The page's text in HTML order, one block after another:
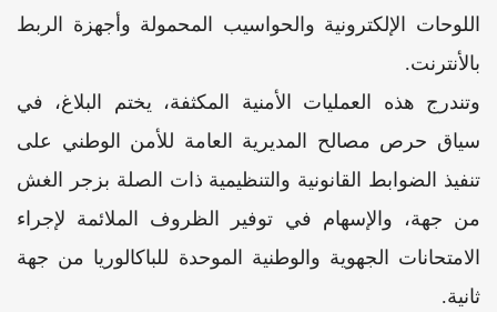
اللوحات الإلكترونية والحواسيب المحمولة وأجهزة الربط
بالأنترنت.
وتندرج هذه العمليات الأمنية المكثفة، يختم البلاغ، في
سياق حرص مصالح المديرية العامة للأمن الوطني على
تنفيذ الضوابط القانونية والتنظيمية ذات الصلة بزجر الغش
من جهة، والإسهام في توفير الظروف الملائمة لإجراء
الامتحانات الجهوية والوطنية الموحدة للباكالوريا من جهة
ثانية.